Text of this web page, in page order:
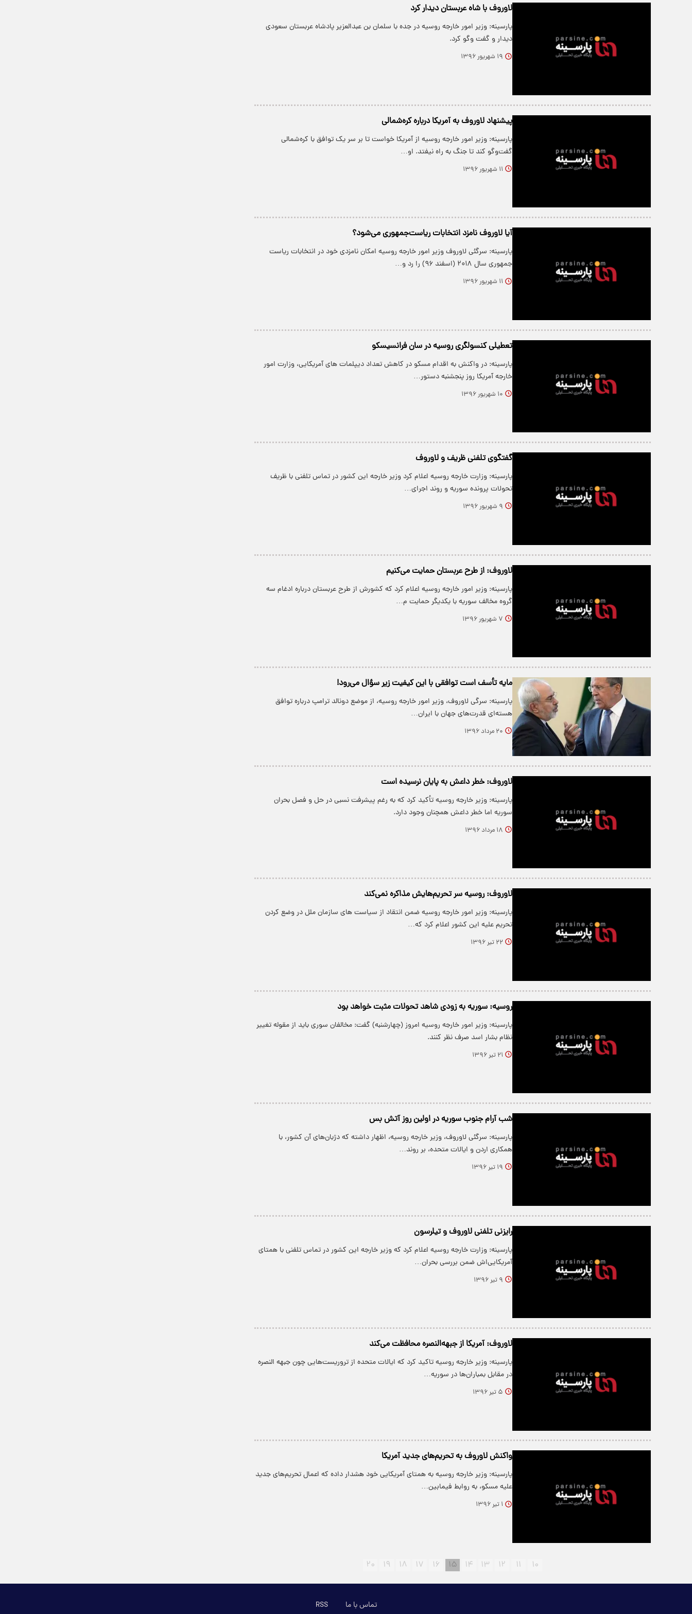
لاوروف با شاه عربستان دیدار کرد
پارسینه: وزیر امور خارجه روسیه در جده با سلمان بن عبدالعزیر پادشاه عربستان سعودی
دیدار و گفت وگو کرد.
۱۹ شهریور ۱۳۹۶
پیشنهاد لاوروف به آمریکا درباره کره‌شمالی
پارسینه: وزیر امور خارجه روسیه از آمریکا خواست تا بر سر یک توافق با کره‌شمالی
گفت‌وگو کند تا جنگ به راه نیفتد. او…
۱۱ شهریور ۱۳۹۶
آیا لاوروف نامزد انتخابات ریاست‌جمهوری می‌شود؟
پارسینه: سرگئی لاوروف وزیر امور خارجه روسیه امکان نامزدی خود در انتخابات ریاست
جمهوری سال ۲۰۱۸ (اسفند ۹۶) را رد و…
۱۱ شهریور ۱۳۹۶
تعطیلی کنسولگری روسیه در سان فرانسیسکو
پارسینه: در واکنش به اقدام مسکو در کاهش تعداد دیپلمات های آمریکایی، وزارت امور
خارجه آمریکا روز پنجشنبه دستور…
۱۰ شهریور ۱۳۹۶
گفتگوی تلفنی ظریف و لاوروف
پارسینه: وزارت خارجه روسیه اعلام کرد وزیر خارجه این کشور در تماس تلفنی با ظریف
تحولات پرونده سوریه و روند اجرای…
۹ شهریور ۱۳۹۶
لاوروف: از طرح عربستان حمایت می‌کنیم
پارسینه: وزیر امور خارجه روسیه اعلام کرد که کشورش از طرح عربستان درباره ادغام سه
گروه مخالف سوریه با یکدیگر حمایت م…
۷ شهریور ۱۳۹۶
مایه تأسف است توافقی با این کیفیت زیر سؤال می‌رود!
پارسینه: سرگی لاوروف، وزیر امور خارجه روسیه، از موضع دونالد ترامپ درباره توافق
هسته‌ای قدرت‌های جهان با ایران…
۲۰ مرداد ۱۳۹۶
لاوروف: خطر داعش به پایان نرسیده است
پارسینه: وزیر خارجه روسیه تأکید کرد که به رغم پیشرفت نسبی در حل و فصل بحران
سوریه اما خطر داعش همچنان وجود دارد.
۱۸ مرداد ۱۳۹۶
لاوروف: روسیه سر تحریم‌هایش مذاکره نمی‌کند
پارسینه: وزیر امور خارجه روسیه ضمن انتقاد از سیاست های سازمان ملل در وضع کردن
تحریم علیه این کشور اعلام کرد که…
۲۲ تیر ۱۳۹۶
روسیه: سوریه به زودی شاهد تحولات مثبت خواهد بود
پارسینه: وزیر امور خارجه روسیه امروز (چهارشنبه) گفت: مخالفان سوری باید از مقوله تغییر
نظام بشار اسد صرف نظر کنند.
۲۱ تیر ۱۳۹۶
شب آرام جنوب سوریه در اولین روز آتش بس
پارسینه: سرگئی لاوروف، وزیر خارجه روسیه، اظهار داشته که دژبان‌های آن کشور، با
همکاری اردن و ایالات متحده، بر روند…
۱۹ تیر ۱۳۹۶
رایزنی تلفنی لاوروف و تیلرسون
پارسینه: وزارت خارجه روسیه اعلام کرد که وزیر خارجه این کشور در تماس تلفنی با همتای
آمریکایی‌اش ضمن بررسی بحران…
۹ تیر ۱۳۹۶
لاوروف: آمریکا از جبهه‌النصره محافظت می‌کند
پارسینه: وزیر خارجه روسیه تاکید کرد که ایالات متحده از تروریست‌هایی چون جبهه النصره
در مقابل بمباران‌ها در سوریه…
۵ تیر ۱۳۹۶
واکنش لاوروف به تحریم‌های جدید آمریکا
پارسینه: وزیر خارجه روسیه به همتای آمریکایی خود هشدار داده که اعمال تحریم‌های جدید
علیه مسکو، به روابط فیمابین…
۱ تیر ۱۳۹۶
۱۰ ۱۱ ۱۲ ۱۳ ۱۴ ۱۵ ۱۶ ۱۷ ۱۸ ۱۹ ۲۰
تماس با ما RSS